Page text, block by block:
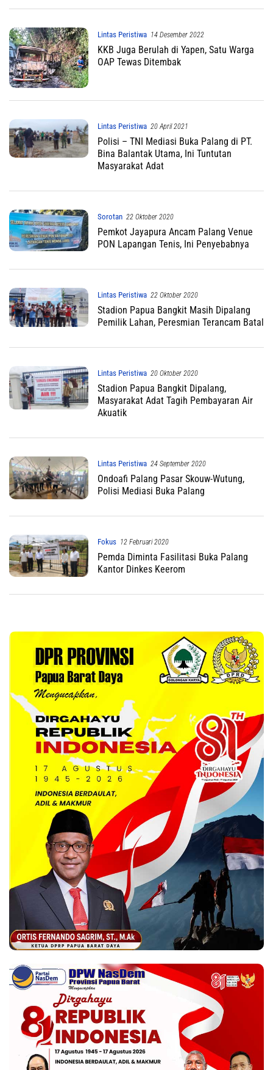
Lintas Peristiwa 14 Desember 2022
KKB Juga Berulah di Yapen, Satu Warga
OAP Tewas Ditembak
Lintas Peristiwa 20 April 2021
Polisi – TNI Mediasi Buka Palang di PT.
Bina Balantak Utama, Ini Tuntutan
Masyarakat Adat
Sorotan 22 Oktober 2020
Pemkot Jayapura Ancam Palang Venue
PON Lapangan Tenis, Ini Penyebabnya
Lintas Peristiwa 22 Oktober 2020
Stadion Papua Bangkit Masih Dipalang
Pemilik Lahan, Peresmian Terancam Batal
Lintas Peristiwa 20 Oktober 2020
Stadion Papua Bangkit Dipalang,
Masyarakat Adat Tagih Pembayaran Air
Akuatik
Lintas Peristiwa 24 September 2020
Ondoafi Palang Pasar Skouw-Wutung,
Polisi Mediasi Buka Palang
Fokus 12 Februari 2020
Pemda Diminta Fasilitasi Buka Palang
Kantor Dinkes Keerom